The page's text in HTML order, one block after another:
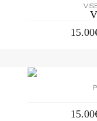
15.00
15.00